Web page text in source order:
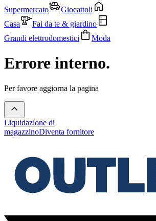
Supermercato
Giocattoli
Casa
Fai da te & giardino
Grandi elettrodomestici
Moda
Errore interno.
Per favore aggiorna la pagina
Liquidazione di
magazzinoDiventa fornitore